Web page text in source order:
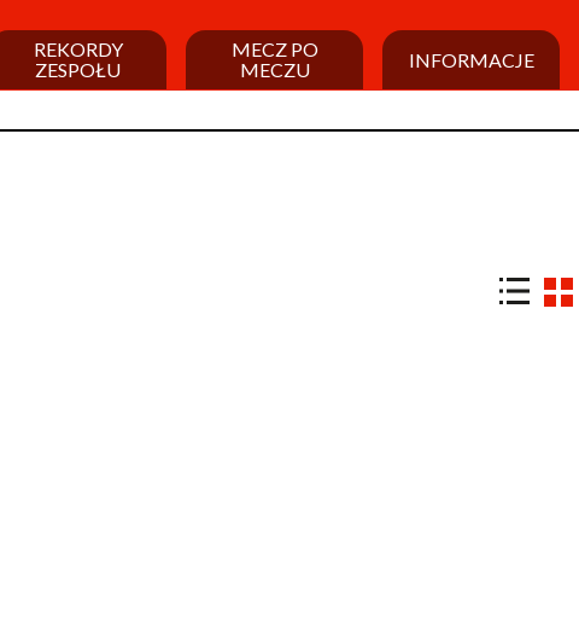
REKORDY
ZESPOŁU
MECZ PO
MECZU
INFORMACJE